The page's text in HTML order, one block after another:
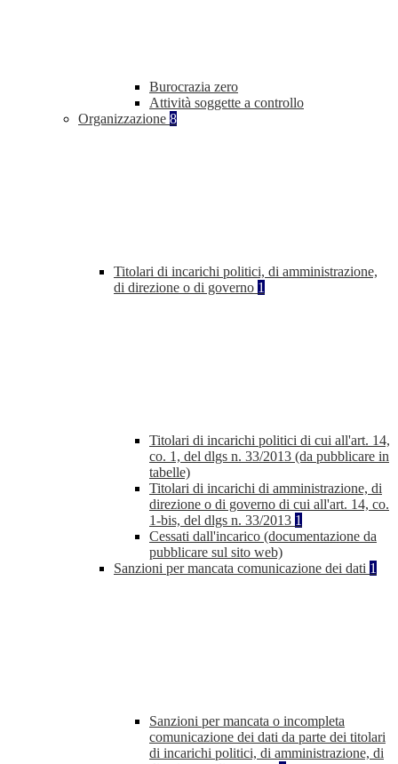
Burocrazia zero
Attività soggette a controllo
Organizzazione 8
Titolari di incarichi politici, di amministrazione,
di direzione o di governo 1
Titolari di incarichi politici di cui all'art. 14,
co. 1, del dlgs n. 33/2013 (da pubblicare in
tabelle)
Titolari di incarichi di amministrazione, di
direzione o di governo di cui all'art. 14, co.
1-bis, del dlgs n. 33/2013 1
Cessati dall'incarico (documentazione da
pubblicare sul sito web)
Sanzioni per mancata comunicazione dei dati 1
Sanzioni per mancata o incompleta
comunicazione dei dati da parte dei titolari
di incarichi politici, di amministrazione, di